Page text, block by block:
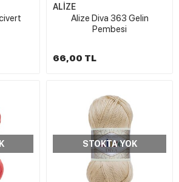
ALİZE
Alize Diva 363 Gelin
Pembesi
66,00 TL
STOKTA YOK